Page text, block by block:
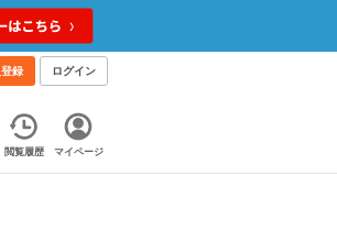
録 ログイン
閲覧履歴 マイページ